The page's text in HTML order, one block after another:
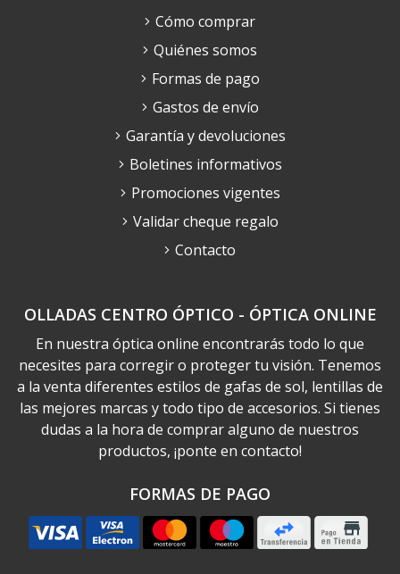
OLLADAS CENTRO ÓPTICO - ÓPTICA ONLINE
En nuestra óptica online encontrarás todo lo que
necesites para corregir o proteger tu visión. Tenemos
a la venta diferentes estilos de gafas de sol, lentillas de
las mejores marcas y todo tipo de accesorios. Si tienes
dudas a la hora de comprar alguno de nuestros
productos, ¡ponte en contacto!
FORMAS DE PAGO
Cómo comprar
Quiénes somos
Formas de pago
Gastos de envío
Garantía y devoluciones
Boletines informativos
Promociones vigentes
Validar cheque regalo
Contacto